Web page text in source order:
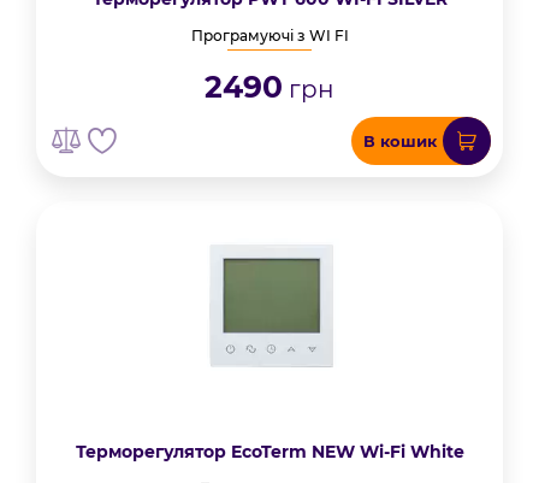
Програмуючі з WI FI
2490 грн
В кошик
Терморегулятор EcoTerm NEW Wi-Fi White